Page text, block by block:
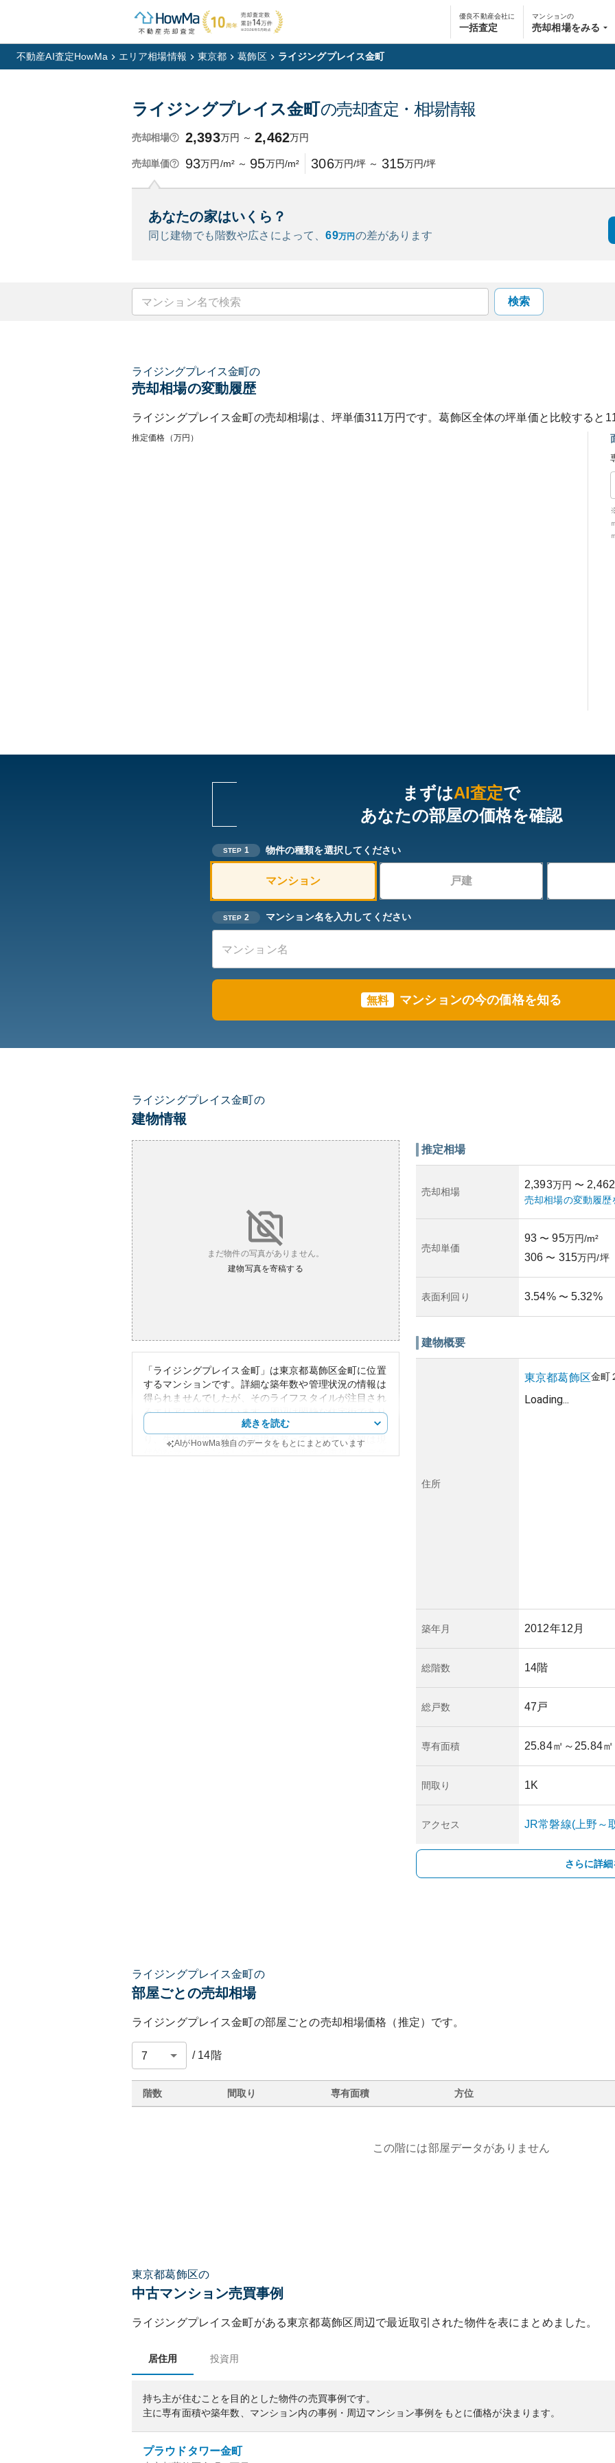
優良不動産会社に
一括査定
マンションの
売却相場をみる
不動産AI査定HowMa エリア相場情報 東京都 葛飾区 ライジングプレイス金町
ライジングプレイス金町の売却査定・相場情報
売却相場 2,393万円 ～ 2,462万円
売却単価 93万円/m² ～ 95万円/m² 306万円/坪 ～ 315万円/坪
あなたの家はいくら？
同じ建物でも階数や広さによって、69万円 の差があります
検索
ライジングプレイス金町の
売却相場の変動履歴
ライジングプレイス金町の売却相場は、坪単価311万円です。葛飾区全体の坪単価と比較すると
推定価格（万円）
まずはAI査定で
あなたの部屋の価格を確認
STEP 1 物件の種類を選択してください
マンション 戸建
STEP 2 マンション名を入力してください
無料 マンションの今の価格を知る
ライジングプレイス金町の
建物情報
まだ物件の写真がありません。
建物写真を寄稿する
「ライジングプレイス金町」は東京都葛飾区金町に位置
するマンションです。詳細な築年数や管理状況の情報は
得られませんでしたが、そのライフスタイルが注目され
るエリアに立地しています。周辺は閑静な住宅街であり
ながら、近くにはスーパーや飲食店、公園が揃ってお
り、生活利便性に優れた環境が整っています。外観は現
続きを読む
AIがHowMa独自のデータをもとにまとめています
推定相場
売却相場
2,393万円 〜 2,462
売却相場の変動履歴
売却単価
93 〜 95万円/m²
306 〜 315万円/坪
表面利回り 3.54% 〜 5.32%
建物概要
住所
東京都葛飾区金町
Loading...
築年月 2012年12月
総階数 14階
総戸数 47戸
専有面積 25.84㎡ ～25.84㎡
間取り 1K
アクセス JR常磐線(上野～
さらに詳
ライジングプレイス金町の
部屋ごとの売却相場
ライジングプレイス金町の部屋ごとの売却相場価格（推定）です。
/ 14階
階数 間取り 専有面積 方位
この階には部屋データがありません
東京都葛飾区の
中古マンション売買事例
ライジングプレイス金町がある東京都葛飾区周辺で最近取引された物件を表にまとめました。
居住用 投資用
持ち主が住むことを目的とした物件の売買事例です。
主に専有面積や築年数、マンション内の事例・周辺マンション事例をもとに価格が決まります。
プラウドタワー金町